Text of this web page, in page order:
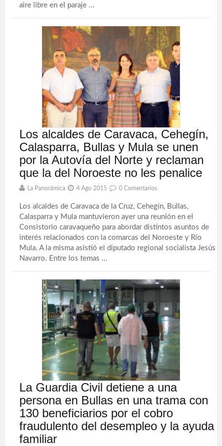
aire libre en el paraje ...
Los alcaldes de Caravaca, Cehegín,
Calasparra, Bullas y Mula se unen
por la Autovía del Norte y reclaman
que la del Noroeste no les penalice
La Panorámica 4 Ago 2015 0 Comentarios
Los alcaldes de Caravaca de la Cruz, Cehegín, Bullas,
Calasparra y Mula mantuvieron ayer una reunión en el
Consistorio caravaqueño para abordar distintos asuntos de
interés relacionados con la comarcas del Noroeste y Río
Mula. A la misma asistió el diputado regional socialista Jesús
Navarro. Entre los temas ...
La Guardia Civil detiene a una
persona en Bullas en una trama con
130 beneficiarios por el cobro
fraudulento del desempleo y la ayuda
familiar